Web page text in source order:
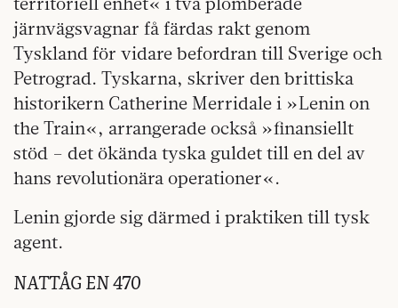
järnvägsvagnar få färdas rakt genom
Tyskland för vidare befordran till Sverige och
Petrograd. Tyskarna, skriver den brittiska
historikern Catherine Merridale i »Lenin on
the Train«, arrangerade också »finansiellt
stöd – det ökända tyska guldet till en del av
hans revolutionära operationer«.
Lenin gjorde sig därmed i praktiken till tysk
agent.
NATTÅG EN 470